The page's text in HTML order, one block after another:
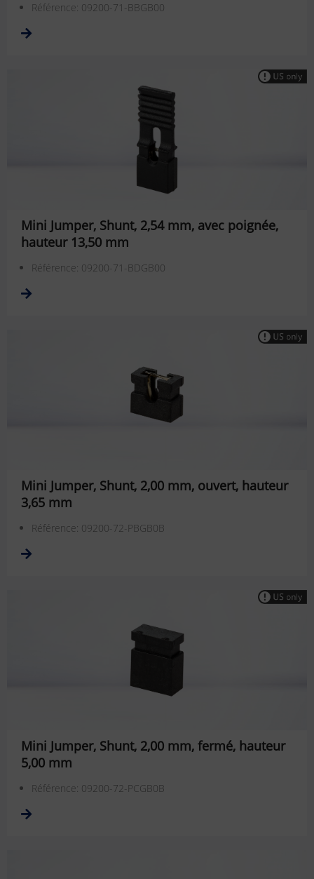
Référence: 09200-71-BBGB00
Mini Jumper, Shunt, 2,54 mm, avec poignée,
hauteur 13,50 mm
Référence: 09200-71-BDGB00
Mini Jumper, Shunt, 2,00 mm, ouvert, hauteur
3,65 mm
Référence: 09200-72-PBGB0B
Mini Jumper, Shunt, 2,00 mm, fermé, hauteur
5,00 mm
Référence: 09200-72-PCGB0B